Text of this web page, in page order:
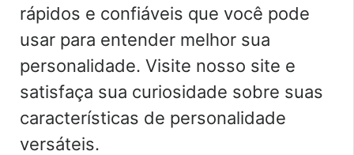
rápidos e confiáveis que você pode
usar para entender melhor sua
personalidade. Visite nosso site e
satisfaça sua curiosidade sobre suas
características de personalidade
versáteis.